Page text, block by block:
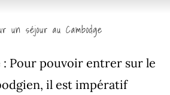
un séjour au Cambodge
: Pour pouvoir entrer sur le
il est impératif